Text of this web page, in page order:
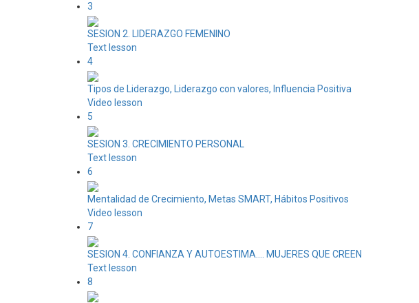
3
SESION 2. LIDERAZGO FEMENINO
Text lesson
4
Tipos de Liderazgo, Liderazgo con valores, Influencia Positiva
Video lesson
5
SESION 3. CRECIMIENTO PERSONAL
Text lesson
6
Mentalidad de Crecimiento, Metas SMART, Hábitos Positivos
Video lesson
7
SESION 4. CONFIANZA Y AUTOESTIMA.... MUJERES QUE CREEN
Text lesson
8